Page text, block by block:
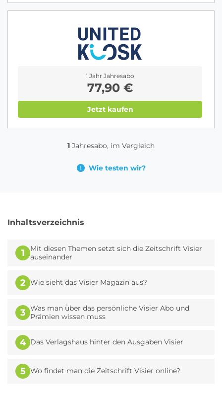
1 Jahr Jahresabo
77,90 €
Jetzt kaufen
1 Jahresabo, im Vergleich
Wie testen wir?
Inhaltsverzeichnis
1
Mit diesen Themen setzt sich die Zeitschrift Visier
auseinander
2 Wie sieht das Visier Magazin aus?
3 Was man über das persönliche Visier Abo und
Prämien wissen muss
4 Das Verlagshaus hinter den Ausgaben Visier
5 Wo findet man die Zeitschrift Visier online?